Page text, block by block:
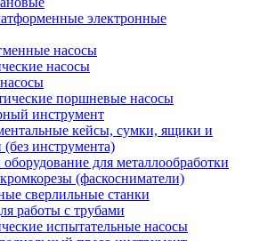
электронные
насосы
насосы
поршневые насосы
инструмент
кейсы, сумки, ящики и
инструмента)
для металлообработки
(фаскосниматели)
сверлильные станки
работы с трубами
испытательные насосы